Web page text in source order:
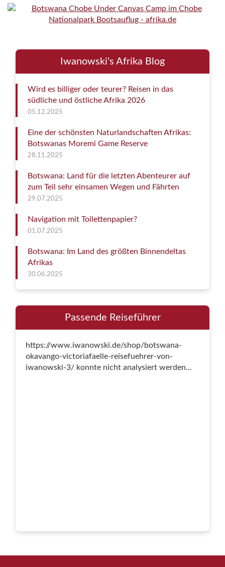
Iwanowski's Afrika Blog
Wird es billiger oder teurer? Reisen in das
südliche und östliche Afrika 2026
05.12.2025
Eine der schönsten Naturlandschaften Afrikas:
Botswanas Moremi Game Reserve
28.11.2025
Botswana: Land für die letzten Abenteurer auf
zum Teil sehr einsamen Wegen und Fährten
29.07.2025
Navigation mit Toilettenpapier?
01.07.2025
Botswana: Im Land des größten Binnendeltas
Afrikas
30.06.2025
Passende Reiseführer
https://www.iwanowski.de/shop/botswana-
okavango-victoriafaelle-reisefuehrer-von-
iwanowski-3/ konnte nicht analysiert werden...